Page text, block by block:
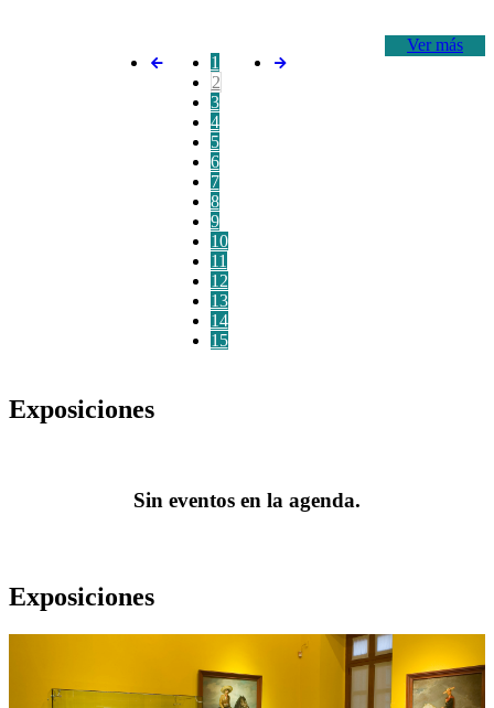
Ver más
1
2
3
4
5
6
7
8
9
10
11
12
13
14
15
Exposiciones
Sin eventos en la agenda.
Exposiciones